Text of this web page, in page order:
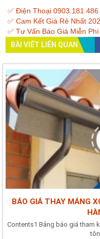
✅ Điện Thoại 0903.181.486
✅ Cam Kết Giá Rẻ Nhất
✅ Tư Vấn Báo Giá Miễn Phí
BÀI VIẾT LIÊN QUAN
BÁO GIÁ THAY MÁNG
Contents1 Bảng báo giá tham